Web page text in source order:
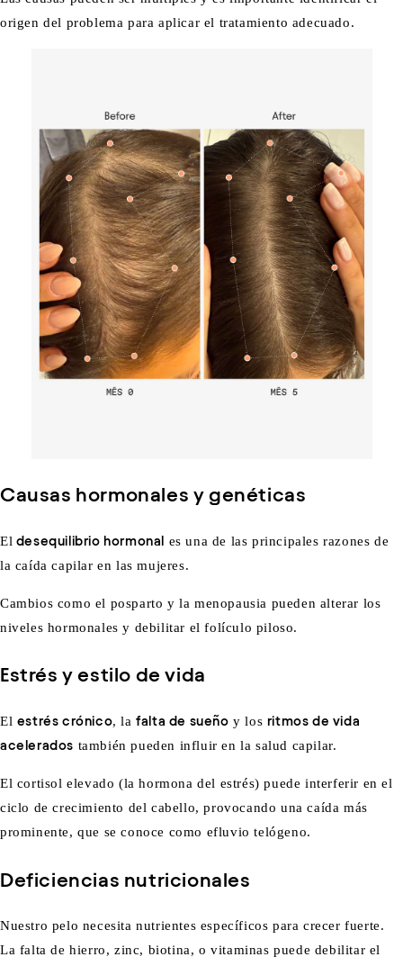
origen del problema para aplicar el tratamiento adecuado.
Causas hormonales y genéticas
El desequilibrio hormonal
es una de las principales razones de
la caída capilar en las mujeres.
Cambios como el posparto y la menopausia pueden alterar los
niveles hormonales y debilitar el folículo piloso.
Estrés y estilo de vida
El estrés crónico, la falta de sueño y los ritmos de vida
acelerados también pueden influir en la salud capilar.
El cortisol elevado (la hormona del estrés) puede interferir en el
ciclo de crecimiento del cabello, provocando una caída más
prominente, que se conoce como efluvio telógeno.
Deficiencias nutricionales
Nuestro pelo necesita nutrientes específicos para crecer fuerte.
La falta de hierro, zinc, biotina, o vitaminas puede debilitar el